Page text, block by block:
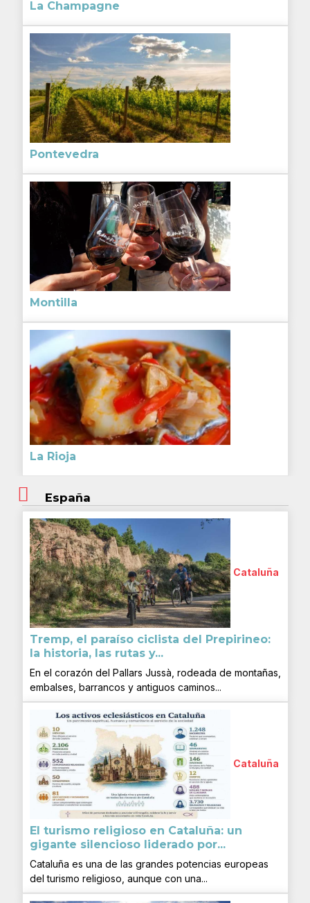
La Champagne
Pontevedra
Montilla
La Rioja
España
Cataluña
Tremp, el paraíso ciclista del Prepirineo:
la historia, las rutas y...
En el corazón del Pallars Jussà, rodeada de montañas,
embalses, barrancos y antiguos caminos...
Cataluña
El turismo religioso en Cataluña: un
gigante silencioso liderado por...
Cataluña es una de las grandes potencias europeas
del turismo religioso, aunque con una...